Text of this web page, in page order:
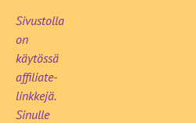
Sivustolla
on
käytössä
affiliate-
linkkejä.
Sinulle